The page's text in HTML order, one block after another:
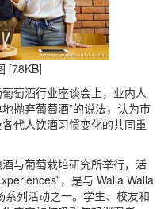
[78KB]
萄酒行业座谈会上，业内人
抛弃葡萄酒”的说法，认为市
代人饮酒习惯变化的共同重
与葡萄栽培研究所举行，活
，是与 Walla Walla
列活动之一。学生、校友和